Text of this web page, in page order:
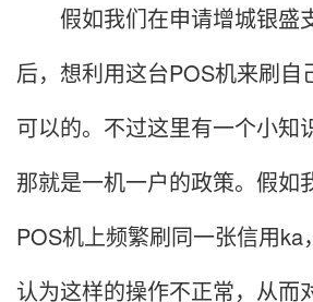
假如我们在申请增城银盛
后，想利用这台POS机来刷自
可以的。不过这里有一个小知
那就是一机一户的政策。假如
POS机上频繁刷同一张信用ka
认为这样的操作不正常，从而